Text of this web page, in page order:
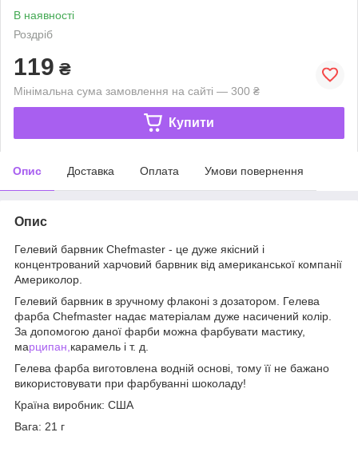
В наявності
Роздріб
119 ₴
Мінімальна сума замовлення на сайті — 300 ₴
Купити
Опис Доставка Оплата Умови повернення
Опис
Гелевий барвник Chefmaster - це дуже якісний і
концентрований харчовий барвник від американської компанії
Америколор.
Гелевий барвник в зручному флаконі з дозатором. Гелева
фарба Chefmaster надає матеріалам дуже насичений колір.
За допомогою даної фарби можна фарбувати мастику,
марципан, карамель і т. д.
Гелева фарба виготовлена водній основі, тому її не бажано
використовувати при фарбуванні шоколаду!
Країна виробник: США
Вага: 21 г